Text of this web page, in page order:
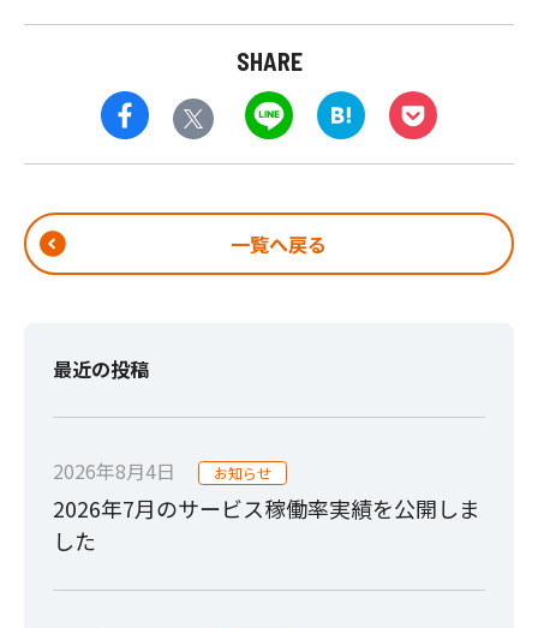
SHARE
一覧へ戻る
最近の投稿
2026年8月4日 お知らせ
2026年7月のサービス稼働率実績を公開しま
した